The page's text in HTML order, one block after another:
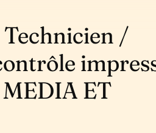
Technicien /
ET